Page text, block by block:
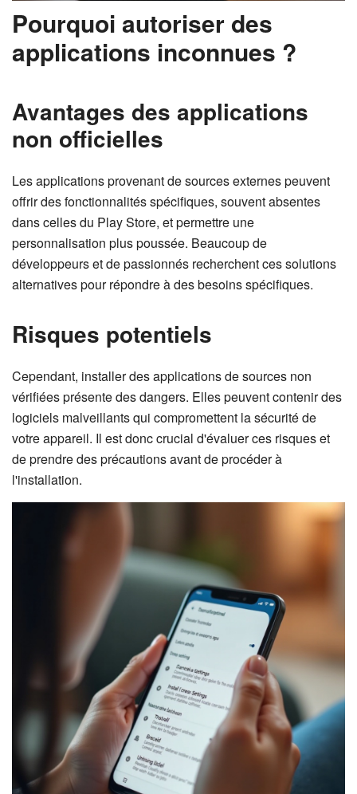
Pourquoi autoriser des
applications inconnues ?
Avantages des applications
non officielles
Les applications provenant de sources externes peuvent
offrir des fonctionnalités spécifiques, souvent absentes
dans celles du Play Store, et permettre une
personnalisation plus poussée. Beaucoup de
développeurs et de passionnés recherchent ces solutions
alternatives pour répondre à des besoins spécifiques.
Risques potentiels
Cependant, installer des applications de sources non
vérifiées présente des dangers. Elles peuvent contenir des
logiciels malveillants qui compromettent la sécurité de
votre appareil. Il est donc crucial d'évaluer ces risques et
de prendre des précautions avant de procéder à
l'installation.